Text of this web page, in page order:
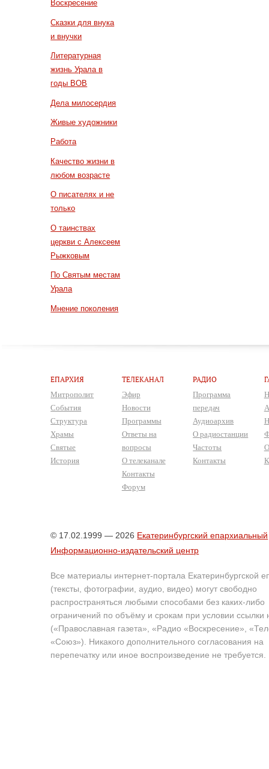
Воскресение
Сказки для внука
и внучки
Литературная
жизнь Урала в
годы ВОВ
Дела милосердия
Живые художники
Работа
Качество жизни в
любом возрасте
О писателях и не
только
О таинствах
церкви с Алексеем
Рыжковым
По Святым местам
Урала
Мнение поколения
ЕПАРХИЯ
Митрополит
События
Структура
Храмы
Святые
История
ТЕЛЕКАНАЛ
Эфир
Новости
Программы
Ответы на
вопросы
О телеканале
Контакты
Форум
РАДИО
Программа
передач
Аудиоархив
О радиостанции
Частоты
Контакты
© 17.02.1999 — 2026 Екатеринбургский епархиальный
Информационно-издательский центр
Все материалы интернет-портала Екатеринбургской
(тексты, фотографии, аудио, видео) могут свободно
распространяться любыми способами без каких-либо
ограничений по объёму и срокам при условии ссылки
(«Православная газета», «Радио «Воскресение»,
«Союз»). Никакого дополнительного согласования на
перепечатку или иное воспроизведение не требуется.